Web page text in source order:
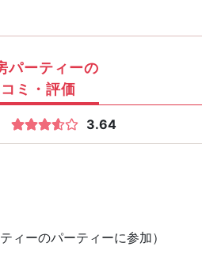
パーティーの
ミ・評価
3.64
ーのパーティーに参加）